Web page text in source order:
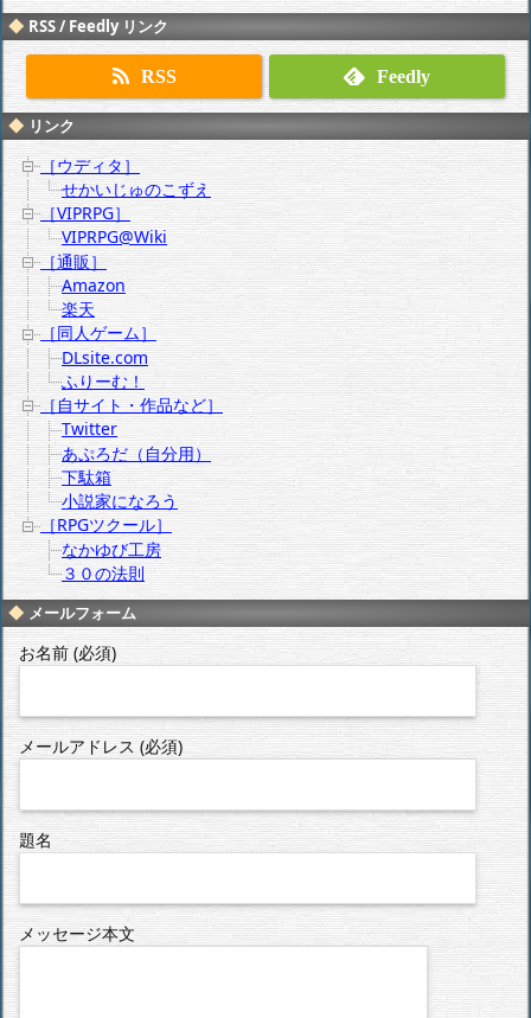
RSS / Feedly リンク
RSS Feedly
リンク
［ウディタ］
せかいじゅのこずえ
［VIPRPG］
VIPRPG@Wiki
［通販］
Amazon
楽天
［同人ゲーム］
DLsite.com
ふりーむ！
［自サイト・作品など］
Twitter
あぷろだ（自分用）
下駄箱
小説家になろう
［RPGツクール］
なかゆび工房
３０の法則
メールフォーム
お名前 (必須)
メールアドレス (必須)
題名
メッセージ本文